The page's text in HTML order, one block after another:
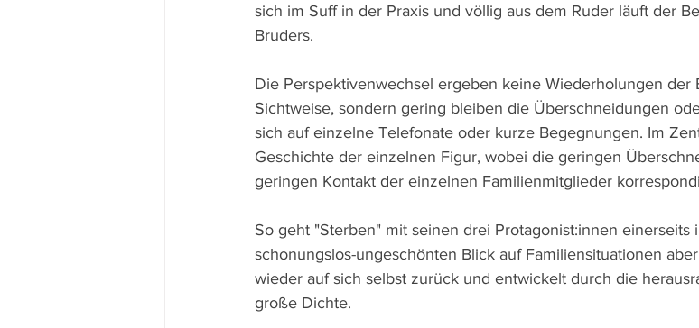
sich im Suff in der Praxis und völlig aus dem Ruder läuft der
Bruders.
Die Perspektivenwechsel ergeben keine Wiederholungen der
Sichtweise, sondern gering bleiben die Überschneidungen
sich auf einzelne Telefonate oder kurze Begegnungen. Im
Geschichte der einzelnen Figur, wobei die geringen
geringen Kontakt der einzelnen Familienmitglieder
So geht "Sterben" mit seinen drei Protagonist:innen
schonungslos-ungeschönten Blick auf Familiensituationen
wieder auf sich selbst zurück und entwickelt durch die
große Dichte.